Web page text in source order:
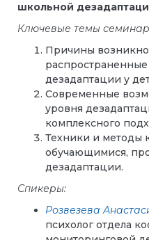
школьной
Ключевые темы
Причины
дезадаптации у
Современные
уровня
комплексного
Техники и методы
обучающимися,
дезадаптации.
Спикеры:
Розвезева
психолог отдела